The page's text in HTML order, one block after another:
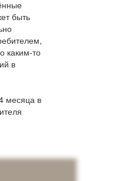
быть
каким-то
в
месяца в